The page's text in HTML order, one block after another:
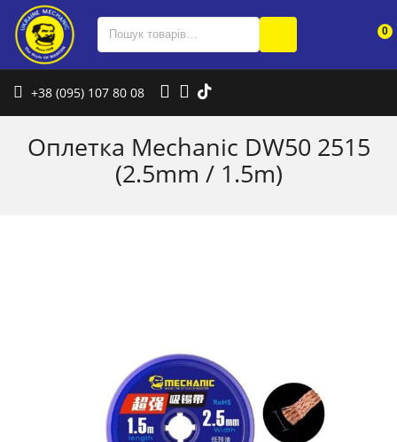
0
+38 (095) 107 80 08
Оплетка Mechanic DW50 2515
(2.5mm / 1.5m)